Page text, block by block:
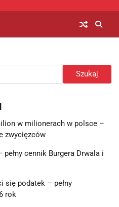
Szukaj
w milionerach w polsce –
zwycięzców
cennik Burgera Drwala i
się podatek – pełny
rok